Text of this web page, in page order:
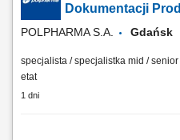
współpraca z partnerami
firmy, kontrola poprawności
Dokumentacji
POLPHARMA S.A.
specjalista / specjalistka mid / senior
etat
1 dni